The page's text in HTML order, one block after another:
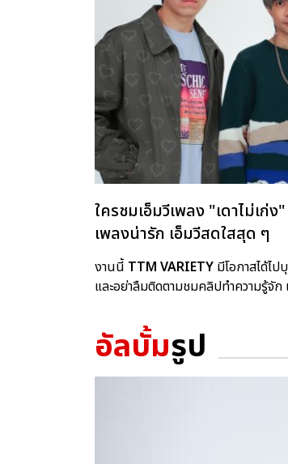
ใครชมเอ็มวีเพลง "เดาไม่เ
เพลงน่ารัก เอ็มวีสดใสสุด ๆ
งานนี้ TTM VARIETY มีโอกาสได้ไ
และอย่าลืมติดตามชมคลิปทำความรู้จัก
อัลบั้มรูป